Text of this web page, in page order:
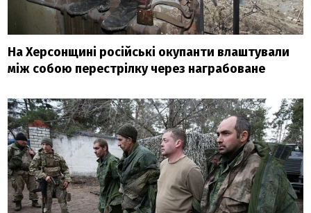
На Херсонщині російські окупанти влаштували
між собою перестрілку через награбоване